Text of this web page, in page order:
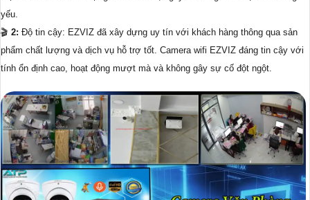
yếu.
🎬 2: Độ tin cậy: EZVIZ đã xây dựng uy tín với khách hàng thông qua sản
phẩm chất lượng và dịch vụ hỗ trợ tốt. Camera wifi EZVIZ đáng tin cậy với
tính ổn định cao, hoạt động mượt mà và không gây sự cố đột ngột.